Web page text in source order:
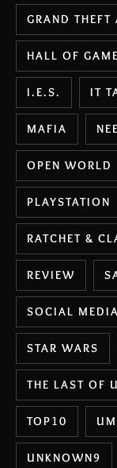
GRAND THEFT
HALL OF GAME
I.E.S. IT
MAFIA
OPEN WORLD
PLAYSTATION
RATCHET &
REVIEW
SOCIAL MEDIA
STAR WARS
THE LAST OF
TOP10
UNKNOWN9